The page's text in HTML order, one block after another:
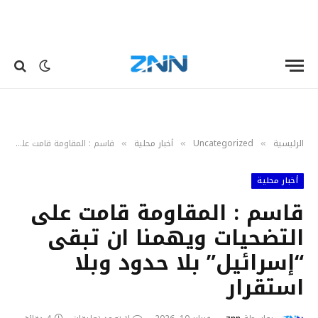
الرئيسية »
Uncategorized
» أخبار محلية » قاسم : المقاومة قامت على التضحيات ويهمنا ان تبقى “إسرائيل” بلا حدود وبلا استقرار
أخبار محلية
قاسم : المقاومة قامت على
التضحيات ويهمنا ان تبقى
“إسرائيل” بلا حدود وبلا
استقرار